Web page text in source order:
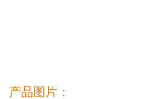
产品图片：